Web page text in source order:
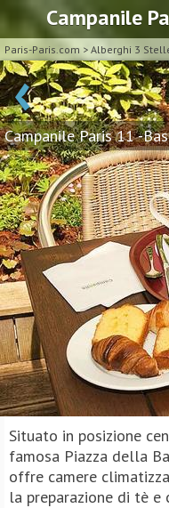
Campanile
Paris-Paris.com > Alberghi 3
‹
Campanile Paris 11 -
Situato in posizione
famosa Piazza della
offre camere
la preparazione di tè e